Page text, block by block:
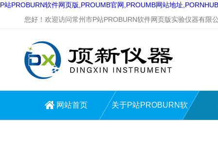
P站PROBURN软件网页版,PROUMB官网,PROUMB网站地址
您好！欢迎访问常州市P站PROBURN软件网页版实验仪器有限公司
网站首页 关于P站PROBURN软